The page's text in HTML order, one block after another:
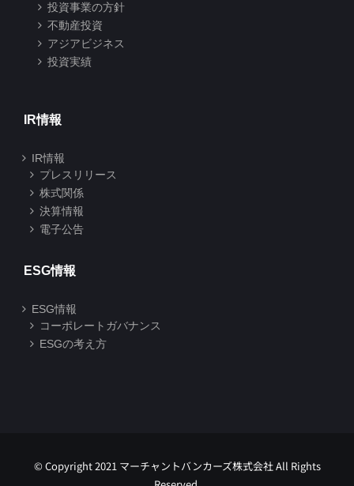
投資事業の方針
不動産投資
アジアビジネス
投資実績
IR情報
IR情報
プレスリリース
株式関係
決算情報
電子公告
ESG情報
ESG情報
コーポレートガバナンス
ESGの考え方
© Copyright 2021 マーチャントバンカーズ株式会社 All Rights